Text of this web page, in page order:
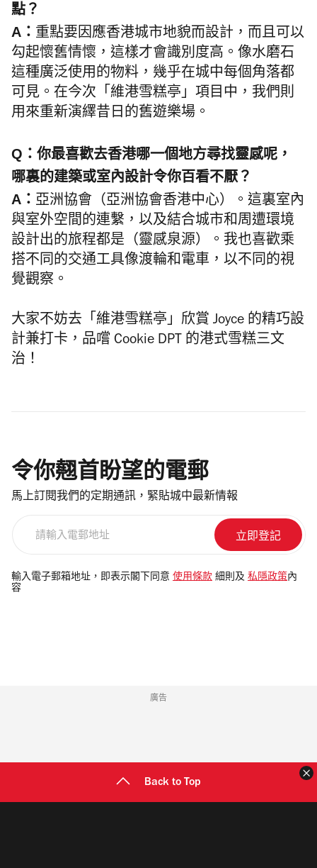
點？
A： 重點要因應香港城市地貌而設計，而且可以
勾起懷舊情懷，這樣才會識別度高。像水磨石
這種廣泛使用的物料，幾乎在城中每個角落都
可見。在今次「維港雪糕亭」項目中，我們則
用來重新演繹昔日的舊遊樂場。
Q：你最喜歡去香港哪一個地方尋找靈感呢，
哪裏的建築或室內設計令你百看不厭？
A： 亞洲協會（亞洲協會香港中心）。這裏室內
與室外空間的連繫，以及結合城市和周遭環境
設計出的旅程都是（靈感泉源）。我也喜歡乘
搭不同的交通工具像渡輪和電車，以不同的視
覺觀察。
大家不妨去「維港雪糕亭」欣賞 Joyce 的精巧設
計兼打卡，品嚐 Cookie DPT 的港式雪糕三文
治！
令你翹首盼望的電郵
馬上訂閱我們的定期通訊，緊貼城中最新情報
電
郵
輸入電子郵箱地址，即表示閣下同意 使用條款 細則及 私隱政策 內
容
廣告
Back to Top